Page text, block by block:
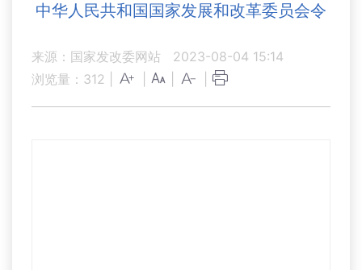
中华人民共和国国家发展和改革委员会令
来源：国家发改委网站
2023-08-04 15:14
浏览量： 312